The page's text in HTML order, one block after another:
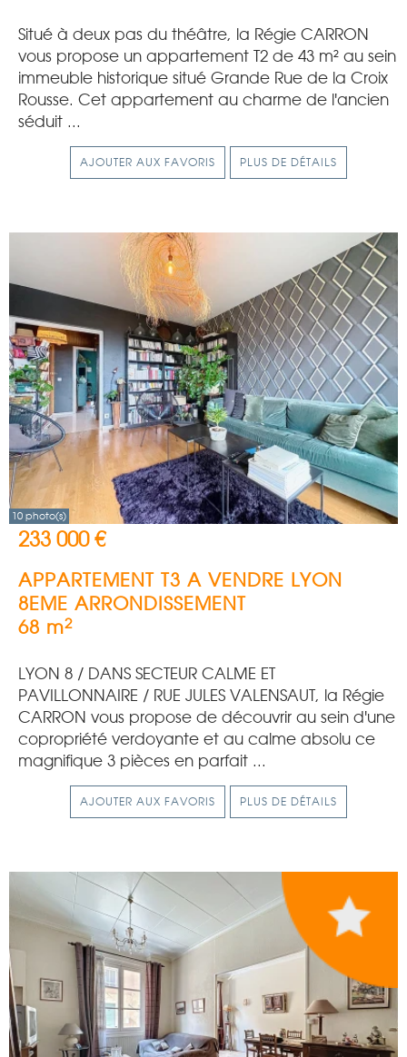
Situé à deux pas du théâtre, la Régie CARRON
vous propose un appartement T2 de 43 m² au sein
immeuble historique situé Grande Rue de la Croix
Rousse. Cet appartement au charme de l'ancien
séduit ...
AJOUTER AUX FAVORIS PLUS DE DÉTAILS
10 photo(s)
233 000 €
APPARTEMENT T3 A VENDRE LYON
8EME ARRONDISSEMENT
68 m2
LYON 8 / DANS SECTEUR CALME ET
PAVILLONNAIRE / RUE JULES VALENSAUT, la Régie
CARRON vous propose de découvrir au sein d'une
copropriété verdoyante et au calme absolu ce
magnifique 3 pièces en parfait ...
AJOUTER AUX FAVORIS PLUS DE DÉTAILS